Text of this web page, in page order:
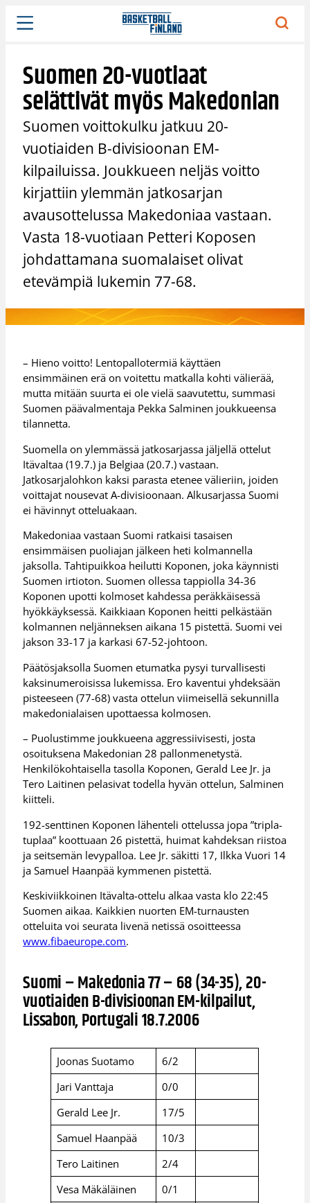
Siirry
sisältöön
Suomen 20-vuotiaat
selättivät myös Makedonian
Suomen voittokulku jatkuu 20-
vuotiaiden B-divisioonan EM-
kilpailuissa. Joukkueen neljäs voitto
kirjattiin ylemmän jatkosarjan
avausottelussa Makedoniaa vastaan.
Vasta 18-vuotiaan Petteri Koposen
johdattamana suomalaiset olivat
etevämpiä lukemin 77-68.
– Hieno voitto! Lentopallotermiä käyttäen
ensimmäinen erä on voitettu matkalla kohti välierää,
mutta mitään suurta ei ole vielä saavutettu, summasi
Suomen päävalmentaja Pekka Salminen joukkueensa
tilannetta.
Suomella on ylemmässä jatkosarjassa jäljellä ottelut
Itävaltaa (19.7.) ja Belgiaa (20.7.) vastaan.
Jatkosarjalohkon kaksi parasta etenee välieriin, joiden
voittajat nousevat A-divisioonaan. Alkusarjassa Suomi
ei hävinnyt otteluakaan.
Makedoniaa vastaan Suomi ratkaisi tasaisen
ensimmäisen puoliajan jälkeen heti kolmannella
jaksolla. Tahtipuikkoa heilutti Koponen, joka käynnisti
Suomen irtioton. Suomen ollessa tappiolla 34-36
Koponen upotti kolmoset kahdessa peräkkäisessä
hyökkäyksessä. Kaikkiaan Koponen heitti pelkästään
kolmannen neljänneksen aikana 15 pistettä. Suomi vei
jakson 33-17 ja karkasi 67-52-johtoon.
Päätösjaksolla Suomen etumatka pysyi turvallisesti
kaksinumeroisissa lukemissa. Ero kaventui yhdeksään
pisteeseen (77-68) vasta ottelun viimeisellä sekunnilla
makedonialaisen upottaessa kolmosen.
– Puolustimme joukkueena aggressiivisesti, josta
osoituksena Makedonian 28 pallonmenetystä.
Henkilökohtaisella tasolla Koponen, Gerald Lee Jr. ja
Tero Laitinen pelasivat todella hyvän ottelun, Salminen
kiitteli.
192-senttinen Koponen lähenteli ottelussa jopa ”tripla-
tuplaa” koottuaan 26 pistettä, huimat kahdeksan riistoa
ja seitsemän levypalloa. Lee Jr. säkitti 17, Ilkka Vuori 14
ja Samuel Haanpää kymmenen pistettä.
Keskiviikkoinen Itävalta-ottelu alkaa vasta klo 22:45
Suomen aikaa. Kaikkien nuorten EM-turnausten
otteluita voi seurata livenä netissä osoitteessa
www.fibaeurope.com.
Suomi – Makedonia 77 – 68 (34-35), 20-
vuotiaiden B-divisioonan EM-kilpailut,
Lissabon, Portugali 18.7.2006
Joonas Suotamo
6/2
Jari Vanttaja
0/0
Gerald Lee Jr.
17/5
Samuel Haanpää
10/3
Tero Laitinen
2/4
Vesa Mäkäläinen
0/1